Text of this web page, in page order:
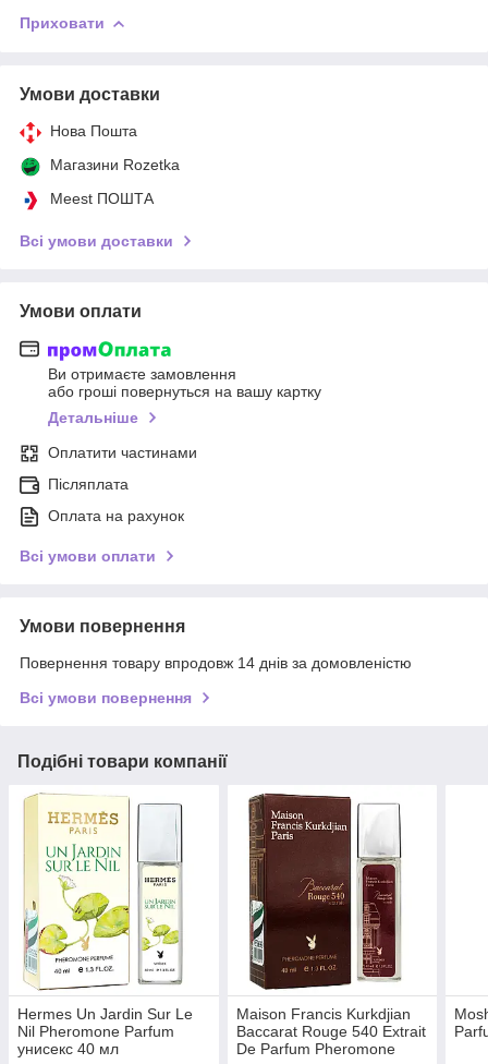
Приховати
Умови доставки
Нова Пошта
Магазини Rozetka
Meest ПОШТА
Всі умови доставки
Умови оплати
Ви отримаєте замовлення
або гроші повернуться на вашу картку
Детальніше
Оплатити частинами
Післяплата
Оплата на рахунок
Всі умови оплати
Умови повернення
Повернення товару впродовж 14 днів за домовленістю
Всі умови повернення
Подібні товари компанії
Hermes Un Jardin Sur Le
Nil Pheromone Parfum
унисекс 40 мл
Maison Francis Kurkdjian
Baccarat Rouge 540 Extrait
De Parfum Pheromone